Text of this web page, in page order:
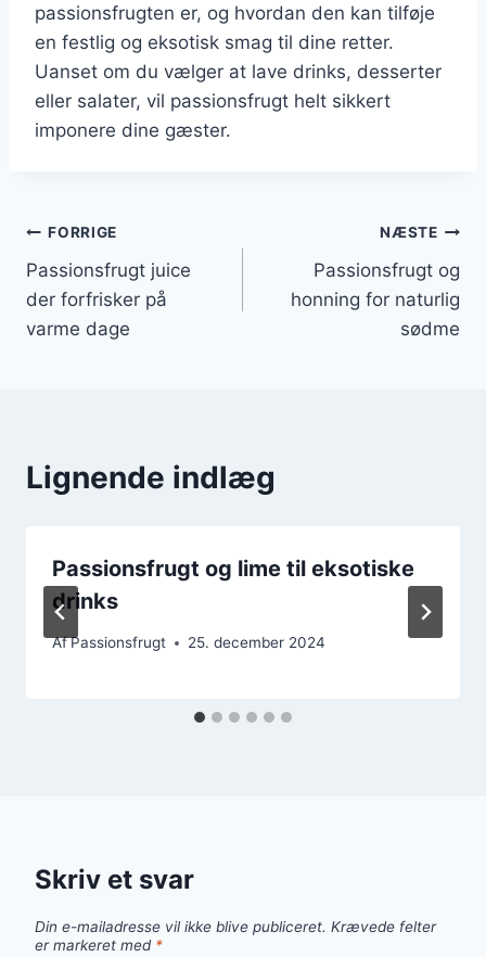
passionsfrugten er, og hvordan den kan tilføje
en festlig og eksotisk smag til dine retter.
Uanset om du vælger at lave drinks, desserter
eller salater, vil passionsfrugt helt sikkert
imponere dine gæster.
Indlægsnavigation
FORRIGE
Passionsfrugt juice
der forfrisker på
varme dage
NÆSTE
Passionsfrugt og
honning for naturlig
sødme
Lignende indlæg
Passionsfrugt og lime til eksotiske
drinks
AfPassionsfrugt 25. december 2024
Skriv et svar
Din e-mailadresse vil ikke blive publiceret. Krævede felter
er markeret med *